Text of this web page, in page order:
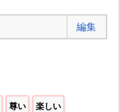
編集
尊い 楽しい